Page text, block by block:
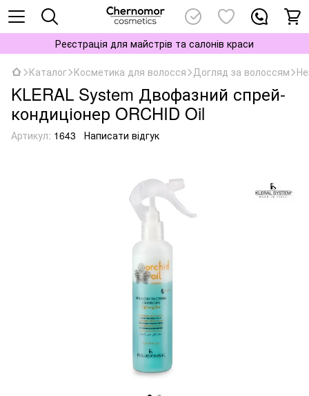
Реєстрація для майстрів та салонів краси
Каталог Косметика для волосся Догляд за волоссям
KLERAL System Двофазний спрей-
кондиціонер ORCHID Oil
Артикул: 1643 Написати відгук